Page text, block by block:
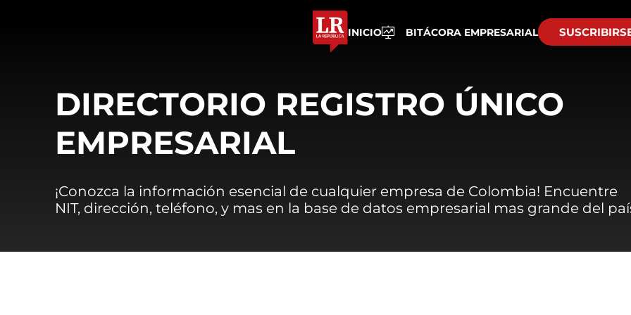
INICIO BITÁCORA EMPRESARIAL
DIRECTORIO REGISTRO ÚNICO
EMPRESARIAL
¡Conozca la información esencial de cualquier empresa de Colombia! Encuentre
NIT, dirección, teléfono, y mas en la base de datos empresarial mas grande del